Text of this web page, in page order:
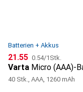
Batterien + Akkus
CHF
21.55 CHF
0.54/1Stk.
Varta Micro (AAA)-
40 Stk., AAA, 1260 mAh